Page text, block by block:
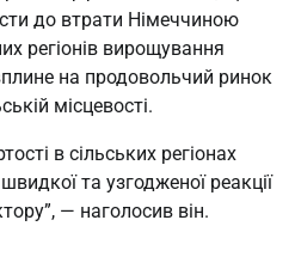
до втрати Німеччиною
регіонів вирощування
на продовольчий ринок
місцевості.
в сільських регіонах
та узгодженої реакції
— наголосив він.